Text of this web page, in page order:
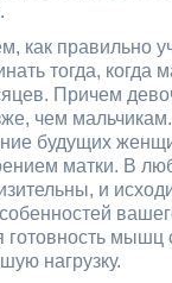
как правильно
тогда, когда
Причем
чем
будущих
матки. В
и
готовность мышц
нагрузку.